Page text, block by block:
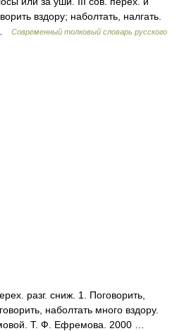
вздору; наболтать, налгать.
Современный толковый словарь русского
разг. сниж. 1. Поговорить,
наболтать много вздору.
Т. Ф. Ефремова. 2000 …